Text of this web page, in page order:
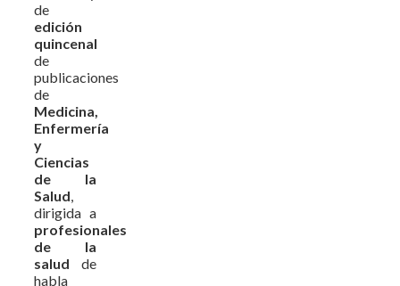
de
edición
quincenal
de
publicaciones
de
Medicina,
Enfermería
y
Ciencias
de la
Salud
dirigida a
profesionales
de la
salud de
habla